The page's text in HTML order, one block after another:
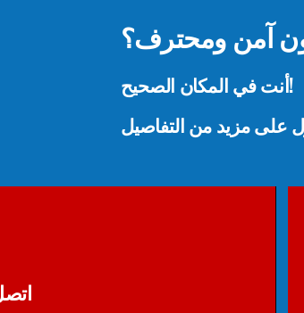
آمن ومحترف؟
أنت في المكان الصحيح!
على مزيد من التفاصيل